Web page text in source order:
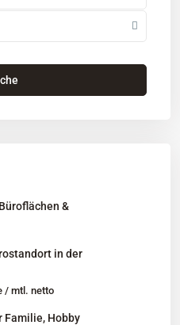
&
in der
/ mtl. netto
Familie, Hobby